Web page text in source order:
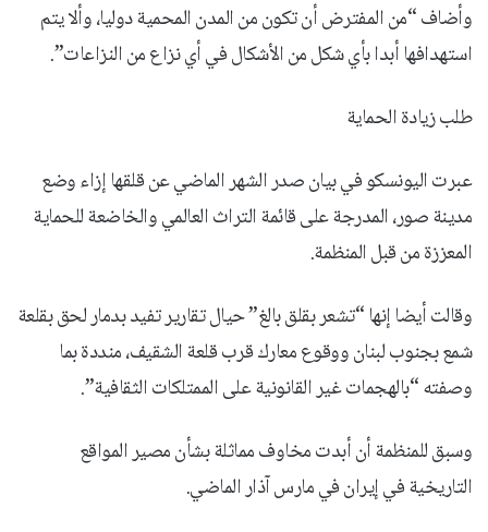
وأضاف “من المفترض أن تكون من المدن المحمية دوليا، وألا يتم
استهدافها أبدا بأي شكل من الأشكال في أي نزاع من النزاعات”.
طلب زيادة الحماية
عبرت اليونسكو في بيان صدر الشهر الماضي عن قلقها إزاء وضع
مدينة صور، المدرجة على قائمة التراث العالمي والخاضعة للحماية
المعززة من قبل المنظمة.
وقالت أيضا إنها “تشعر بقلق بالغ” حيال تقارير تفيد بدمار لحق بقلعة
شمع بجنوب لبنان ووقوع معارك قرب قلعة الشقيف، منددة بما
وصفته “بالهجمات غير القانونية على الممتلكات الثقافية”.
وسبق للمنظمة أن أبدت مخاوف مماثلة بشأن مصير المواقع
التاريخية في إيران في مارس آذار الماضي.